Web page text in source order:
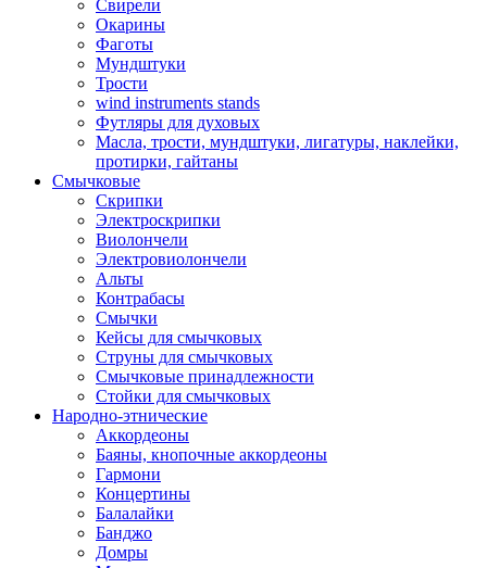
Свирели
Окарины
Фаготы
Мундштуки
Трости
wind instruments stands
Футляры для духовых
Масла, трости, мундштуки, лигатуры, наклейки,
протирки, гайтаны
Смычковые
Скрипки
Электроскрипки
Виолончели
Электровиолончели
Альты
Контрабасы
Смычки
Кейсы для смычковых
Струны для смычковых
Смычковые принадлежности
Стойки для смычковых
Народно-этнические
Аккордеоны
Баяны, кнопочные аккордеоны
Гармони
Концертины
Балалайки
Банджо
Домры